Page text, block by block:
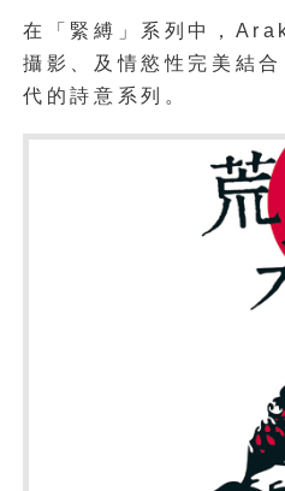
在「緊縛」系列中，
攝影、及情慾性完美結
代的詩意系列。